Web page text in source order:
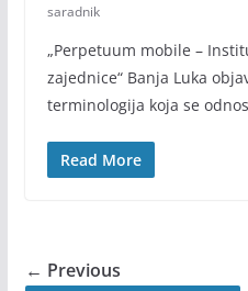
saradnik
„Perpetuum mobile –
zajednice“ Banja Luka
terminologija koja se
Read More
← Previous